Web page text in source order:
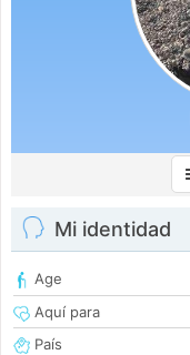
Mi identidad
Age
Aquí para
País